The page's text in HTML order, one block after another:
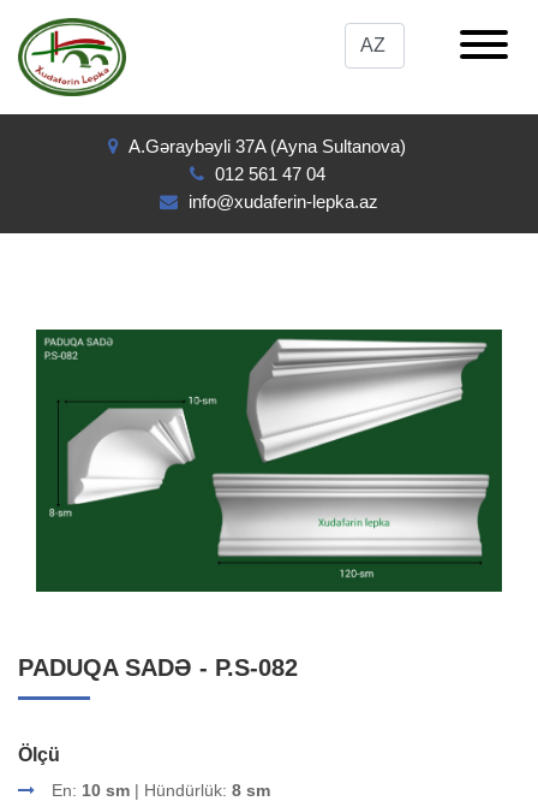
A.Gəraybəyli 37A (Ayna Sultanova)
012 561 47 04
info@xudaferin-lepka.az
PADUQA SADƏ - P.S-082
Ölçü
En: 10 sm | Hündürlük: 8 sm